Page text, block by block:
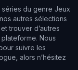
du genre Jeux
autres sélections
trouver d’autres
Nous
suivre les
alors n’hésitez